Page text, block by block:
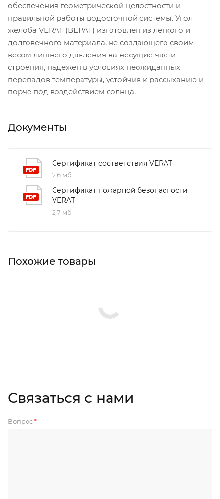
обеспечения геометрической целостности и
правильной работы водосточной системы. Угол
желоба VERAT (ВЕРАТ) изготовлен из легкого и
долговечного материала, не создающего своим
весом лишнего давления на несущие части
строения, надежен в условиях неожиданных
перепадов температуры, устойчив к рассыханию и
порче под воздействием солнца.
Документы
Сертификат соответствия VERAT
2,6 мб
Сертификат пожарной безопасности
VERAT
2,7 мб
Похожие товары
Связаться с нами
Вопрос *